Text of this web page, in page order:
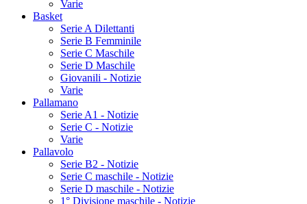
Varie
Basket
Serie A Dilettanti
Serie B Femminile
Serie C Maschile
Serie D Maschile
Giovanili - Notizie
Varie
Pallamano
Serie A1 - Notizie
Serie C - Notizie
Varie
Pallavolo
Serie B2 - Notizie
Serie C maschile - Notizie
Serie D maschile - Notizie
1° Divisione maschile - Notizie